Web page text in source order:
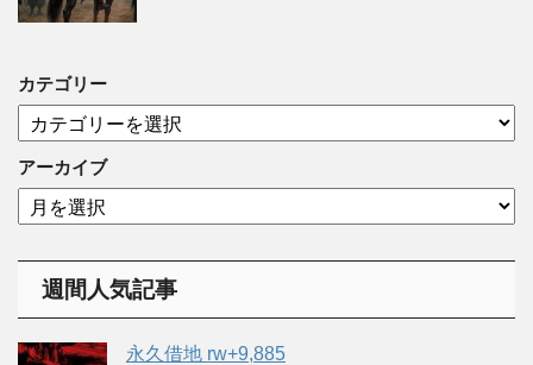
カテゴリー
テ
ゴ
リ
ー
アーカイブ
ア
ー
週間人気記事
永久借地 rw+9,885